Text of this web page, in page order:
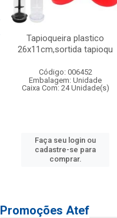
Tapioqueira plastico
26x11cm,sortida tapioqu
Código: 006452
Embalagem: Unidade
Caixa Com: 24 Unidade(s)
Faça seu login ou
cadastre-se para
comprar.
Promoções Atef